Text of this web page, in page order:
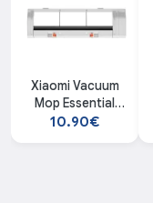
Xiaomi Vacuum
Mop Essential
Brush Cover
10.90€